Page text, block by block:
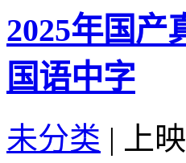
2025年国产
国语中字
未分类 | 上